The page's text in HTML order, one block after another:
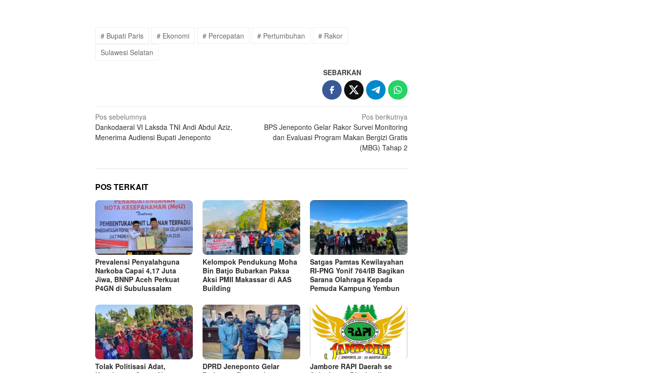
# Bupati Paris # Ekonomi # Percepatan # Pertumbuhan
# Rakor
Sulawesi Selatan
SEBARKAN
Navigasi
pos
Pos sebelumnya
Dankodaeral VI Laksda TNI Andi Abdul Aziz,
Menerima Audiensi Bupati Jeneponto
Pos berikutnya
BPS Jeneponto Gelar Rakor Survei Monitoring
dan Evaluasi Program Makan Bergizi Gratis
(MBG) Tahap 2
POS TERKAIT
Prevalensi Penyalahguna
Narkoba Capai 4,17 Juta
Jiwa, BNNP Aceh Perkuat
P4GN di Subulussalam
Kelompok Pendukung Moha
Bin Batjo Bubarkan Paksa
Aksi PMII Makassar di AAS
Building
Satgas Pamtas Kewilayahan
RI-PNG Yonif 764/IB Bagikan
Sarana Olahraga Kepada
Pemuda Kampung Yembun
Tolak Politisasi Adat,
DPRD Jeneponto Gelar
Jambore RAPI Daerah se